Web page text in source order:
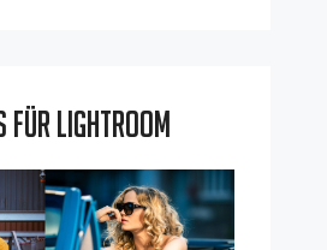
für Lightroom